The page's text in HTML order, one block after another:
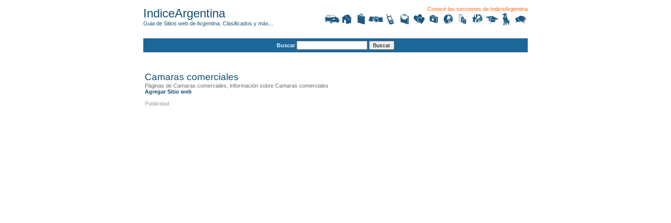
IndiceArgentina
Guia de Sitios web de Argentina. Clasificados y más...
Conocé las secciones de IndiceArgentina
Buscar
Camaras comerciales
Páginas de Camaras comerciales, Información sobre Camaras comerciales
Agregar Sitio web
Publicidad